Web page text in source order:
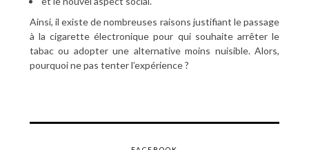
Ainsi, il existe de nombreuses raisons justifiant le passage
à la cigarette électronique pour qui souhaite arrêter le
tabac ou adopter une alternative moins nuisible. Alors,
pourquoi ne pas tenter l’expérience ?